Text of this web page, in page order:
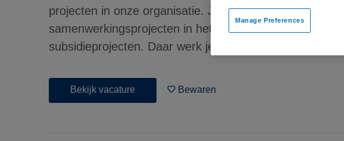
projecten in onze organisatie. Je bent het financieel
samenwerkingsprojecten in het kader van het Integraal
subsidieprojecten. Daar werk je...
Bekijk vacature Bewaren
Manage Preferences